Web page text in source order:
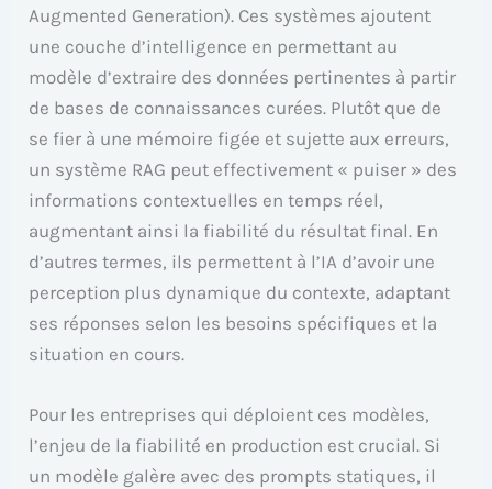
Augmented Generation). Ces systèmes ajoutent
une couche d’intelligence en permettant au
modèle d’extraire des données pertinentes à partir
de bases de connaissances curées. Plutôt que de
se fier à une mémoire figée et sujette aux erreurs,
un système RAG peut effectivement « puiser » des
informations contextuelles en temps réel,
augmentant ainsi la fiabilité du résultat final. En
d’autres termes, ils permettent à l’IA d’avoir une
perception plus dynamique du contexte, adaptant
ses réponses selon les besoins spécifiques et la
situation en cours.
Pour les entreprises qui déploient ces modèles,
l’enjeu de la fiabilité en production est crucial. Si
un modèle galère avec des prompts statiques, il